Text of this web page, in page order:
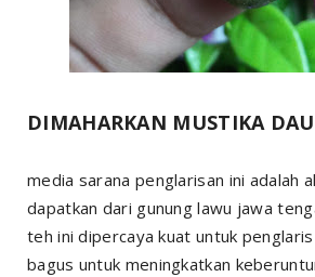
DIMAHARKAN MUSTIKA
media sarana penglarisan ini adalah
dapatkan dari gunung lawu jawa
teh ini dipercaya kuat untuk
bagus untuk meningkatkan